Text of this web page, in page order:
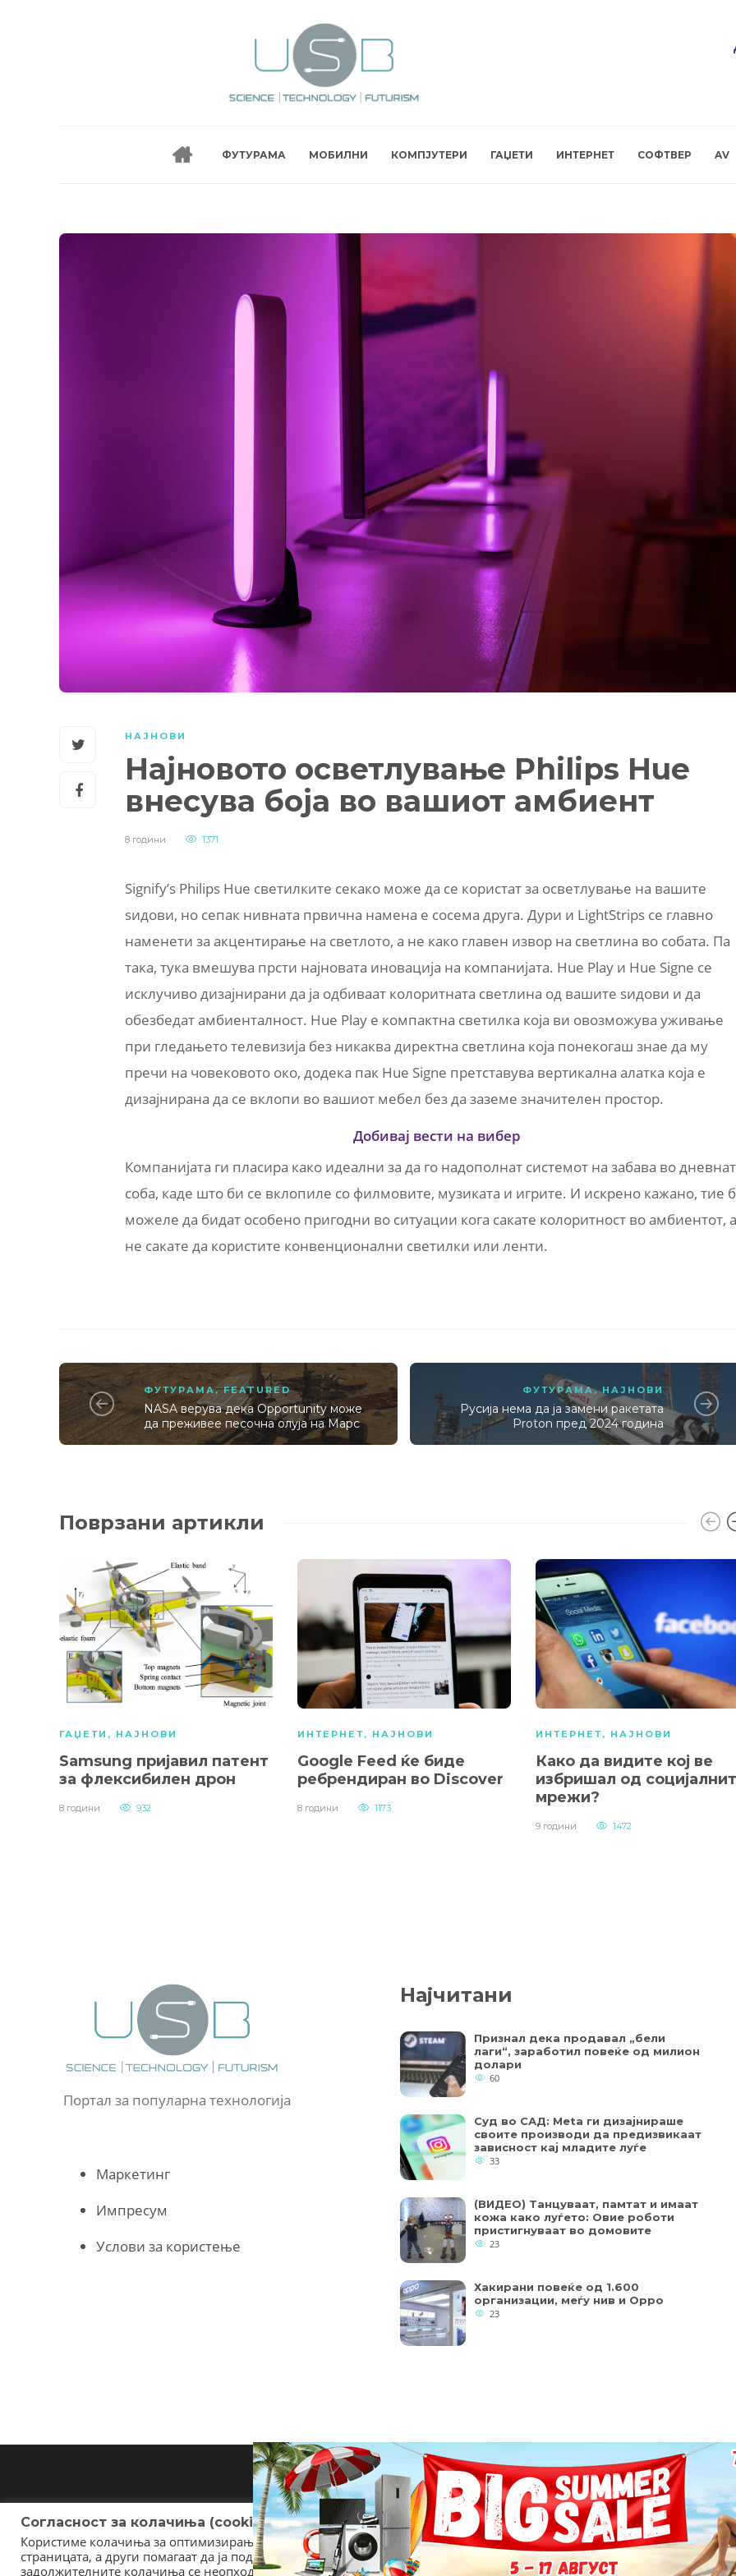
ФУТУРАМА МОБИЛНИ КОМПЈУТЕРИ ГАЏЕТИ ИНТЕРНЕТ СОФТВЕР AV
НАЈНОВИ
Најновото осветлување Philips Hue
внесува боја во вашиот амбиент
8 години 1371
Signify’s Philips Hue светилките секако може да се користат за осветлување на вашите
ѕидови, но сепак нивната првична намена е сосема друга. Дури и LightStrips се главно
наменети за акцентирање на светлото, а не како главен извор на светлина во собата. Па
така, тука вмешува прсти најновата иновација на компанијата. Hue Play и Hue Signe се
исклучиво дизајнирани да ја одбиваат колоритната светлина од вашите ѕидови и да
обезбедат амбиенталност. Hue Play е компактна светилка која ви овозможува уживање
при гледањето телевизија без никаква директна светлина која понекогаш знае да му
пречи на човековото око, додека пак Hue Signe претставува вертикална алатка која е
дизајнирана да се вклопи во вашиот мебел без да заземе значителен простор.
Добивај вести на вибер
Компанијата ги пласира како идеални за да го надополнат системот на забава во
соба, каде што би се вклопиле со филмовите, музиката и игрите. И искрено кажано, тие
можеле да бидат особено пригодни во ситуации кога сакате колоритност во амбиентот, а
не сакате да користите конвенционални светилки или ленти.
ФУТУРАМА,FEATURED
NASA верува дека Opportunity може
да преживее песочна олуја на Марс
ФУТУРАМА,НАЈНОВИ
Русија нема да ја замени ракетата
Proton пред 2024 година
Поврзани артикли
ГАЏЕТИ , НАЈНОВИ
Samsung пријавил патент
за флексибилен дрон
8 години 932
ИНТЕРНЕТ, НАЈНОВИ
Google Feed ќе биде
ребрендиран во Discover
8 години 1173
ИНТЕРНЕТ, НАЈНОВИ
Како да видите кој ве
избришал од
мрежи?
9 години 1472
Портал за популарна технологија
Маркетинг
Импресум
Услови за користење
Најчитани
Признал дека продавал „бели
лаги“, заработил повеќе од милион
долари
60
Суд во САД: Meta ги дизајнираше
своите производи да предизвикаат
зависност кај младите луѓе
33
(ВИДЕО) Танцуваат, памтат и имаат
кожа како луѓето: Овие роботи
пристигнуваат во домовите
23
Хакирани повеќе од 1.600
организации, меѓу нив и Oppo
23
Copyright © 2018 - Member of IAB Macedonia
Member of Clip Media Group / 2017
Согласност за колачиња (cookies)
Користиме колачиња за оптимизирање на страницата. Некои од колачињата се од суштинско значење за работата на
страницата, а други помагаат да ја подобриме оваа интернет страница и вашето корисничко искуство. Напомена:
задолжителните колачиња се неопходни за користење и пристап до оваа интернет страница.